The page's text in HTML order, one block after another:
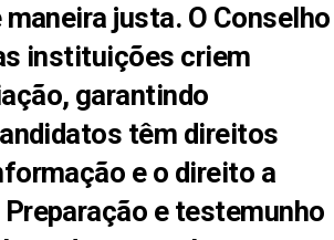
justa. O Conselho
instituições criem
garantindo
têm direitos
e o direito a
e testemunho